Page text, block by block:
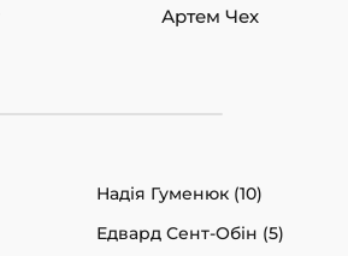
Артем Чех
Надія Гуменюк (10)
Едвард Сент-Обін (5)